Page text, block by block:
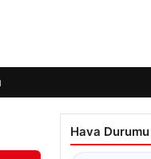
Hava Durumu